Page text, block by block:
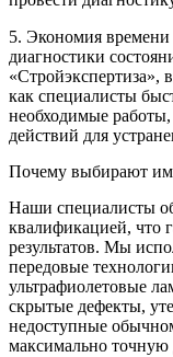
5. Экономия времени
диагностики
«Стройэкспертиза»,
как специалисты
необходимые работы,
действий для
Почему выбирают
Наши специалисты
квалификацией, что
результатов. Мы
передовые
ультрафиолетовые
скрытые дефекты,
недоступные
максимально точную